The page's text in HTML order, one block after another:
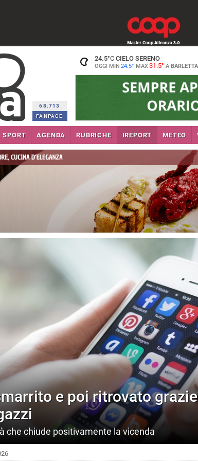
68.713
FANPAGE
24.5°CCIELO SERENO
OGGI MIN 24.5° MAX31.5° A BARLETTA
SPORT AGENDA RUBRICHE IREPORT METEO
e poi ritrovato
che chiude positivamente la vicenda